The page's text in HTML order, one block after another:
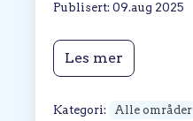
Publisert: 09.aug 2025
Les mer
Kategori: Alle områder